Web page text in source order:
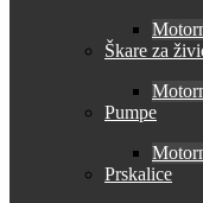
Škare za
Pumpe
Prskalice